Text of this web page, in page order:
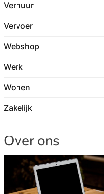
Verhuur
Vervoer
Webshop
Werk
Wonen
Zakelijk
Over ons